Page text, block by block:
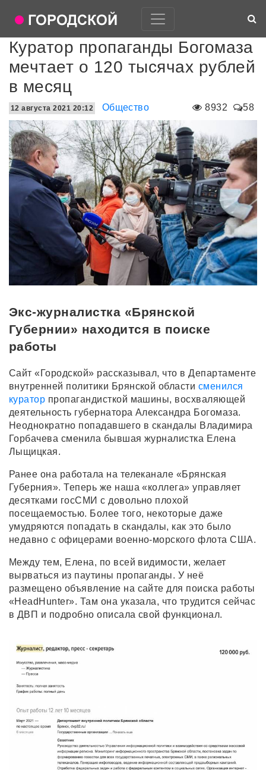
Куратор пропаганды Богомаза
мечтает о 120 тысячах рублей
в месяц
8932 58
12 августа 2021 20:12 Общество
Экс-журналистка «Брянской
Губернии» находится в поиске
работы
Сайт «Городской» рассказывал, что в Департаменте
внутренней политики Брянской области сменился
куратор пропагандисткой машины, восхваляющей
деятельность губернатора Александра Богомаза.
Неоднократно попадавшего в скандалы Владимира
Горбачева сменила бывшая журналистка Елена
Лыщицкая.
Ранее она работала на телеканале «Брянская
Губерния». Теперь же наша «коллега» управляет
десятками госСМИ с довольно плохой
посещаемостью. Более того, некоторые даже
умудряются попадать в скандалы, как это было
недавно с офицерами военно-морского флота США.
Между тем, Елена, по всей видимости, желает
вырваться из паутины пропаганды. У неё
размещено объявление на сайте для поиска работы
«HeadHunter». Там она указала, что трудится сейчас
в ДВП и подробно описала свой функционал.